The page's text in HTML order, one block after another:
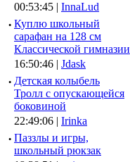
00:53:45 | InnaLud
· Куплю школьный
сарафан на 128 см
Классической гимназии
16:50:46 | Jdask
· Детская колыбель
Тролл с опускающейся
боковиной
22:49:06 | Irinka
· Паззлы и игры,
школьный рюкзак